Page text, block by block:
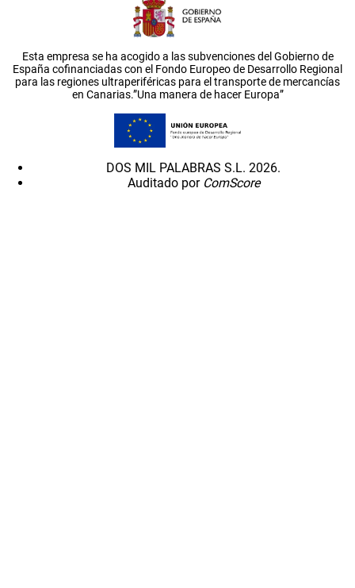
Esta empresa se ha acogido a las subvenciones del Gobierno de
España cofinanciadas con el Fondo Europeo de Desarrollo Regional
para las regiones ultraperiféricas para el transporte de mercancías
en Canarias.”Una manera de hacer Europa”
DOS MIL PALABRAS S.L. 2026.
Auditado por ComScore